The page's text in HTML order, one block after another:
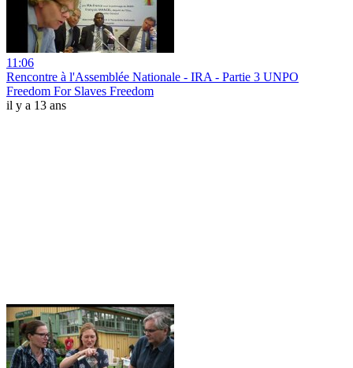
11:06
Rencontre à l'Assemblée Nationale - IRA - Partie 3 UNPO
Freedom For Slaves Freedom
il y a 13 ans